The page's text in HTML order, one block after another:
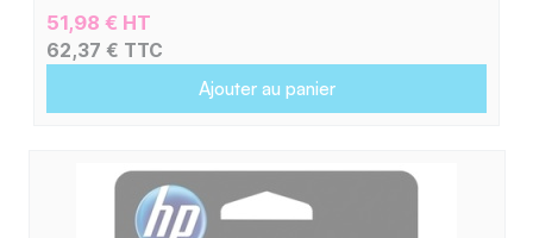
51,98 € HT
62,37 € TTC
Ajouter au panier